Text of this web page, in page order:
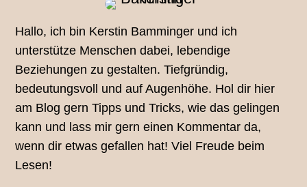
Hallo, ich bin Kerstin Bamminger und ich
unterstütze Menschen dabei, lebendige
Beziehungen zu gestalten. Tiefgründig,
bedeutungsvoll und auf Augenhöhe. Hol dir hier
am Blog gern Tipps und Tricks, wie das gelingen
kann und lass mir gern einen Kommentar da,
wenn dir etwas gefallen hat! Viel Freude beim
Lesen!